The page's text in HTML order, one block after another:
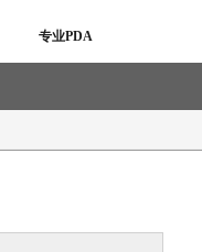
专业PDA